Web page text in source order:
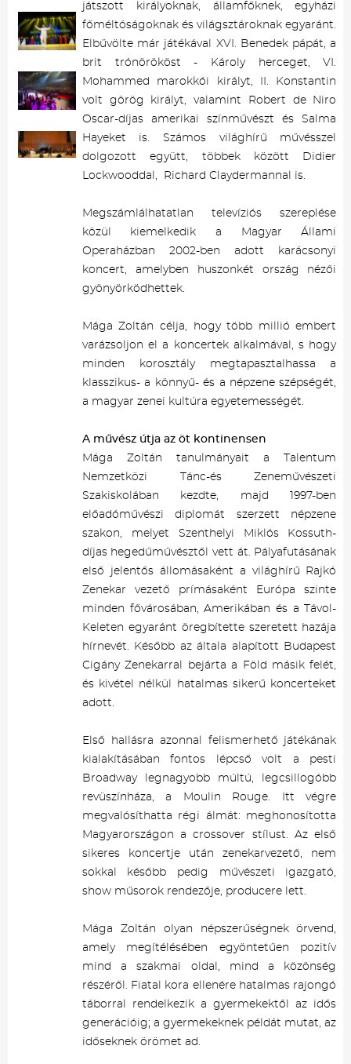
játszott királyoknak, államfőknek, egyházi
főméltóságoknak és világsztároknak egyaránt.
Elbűvölte már játékával XVI. Benedek pápát, a
brit trónörököst - Károly herceget, VI.
Mohammed marokkói királyt, II. Konstantin
volt görög királyt, valamint Robert de Niro
Oscar-díjas amerikai színművészt és Salma
Hayeket is. Számos világhírű művésszel
dolgozott együtt, többek között Didier
Lockwooddal, Richard Claydermannal is.
Megszámlálhatatlan televíziós szereplése
közül kiemelkedik a Magyar Állami
Operaházban 2002-ben adott karácsonyi
koncert, amelyben huszonkét ország nézői
gyönyörködhettek.
Mága Zoltán célja, hogy több millió embert
varázsoljon el a koncertek alkalmával, s hogy
minden korosztály megtapasztalhassa a
klasszikus- a könnyű- és a népzene szépségét,
a magyar zenei kultúra egyetemességét.
A művész útja az öt kontinensen
Mága Zoltán tanulmányait a Talentum
Nemzetközi Tánc-és Zeneművészeti
Szakiskolában kezdte, majd 1997-ben
előadóművészi diplomát szerzett népzene
szakon, melyet Szenthelyi Miklós Kossuth-
díjas hegedűművésztől vett át. Pályafutásának
első jelentős állomásaként a világhírű Rajkó
Zenekar vezető prímásaként Európa szinte
minden fővárosában, Amerikában és a Távol-
Keleten egyaránt öregbítette szeretett hazája
hírnevét. Később az általa alapított Budapest
Cigány Zenekarral bejárta a Föld másik felét,
és kivétel nélkül hatalmas sikerű koncerteket
adott.
Első hallásra azonnal felismerhető játékának
kialakításában fontos lépcső volt a pesti
Broadway legnagyobb múltú, legcsillogóbb
revüszínháza, a Moulin Rouge. Itt végre
megvalósíthatta régi álmát: meghonosította
Magyarországon a crossover stílust. Az első
sikeres koncertje után zenekarvezető, nem
sokkal később pedig művészeti igazgató,
show műsorok rendezője, producere lett.
Mága Zoltán olyan népszerűségnek örvend,
amely megítélésében egyöntetűen pozitív
mind a szakmai oldal, mind a közönség
részéről. Fiatal kora ellenére hatalmas rajongó
táborral rendelkezik a gyermekektől az idős
generációig; a gyermekeknek példát mutat, az
időseknek örömet ad.